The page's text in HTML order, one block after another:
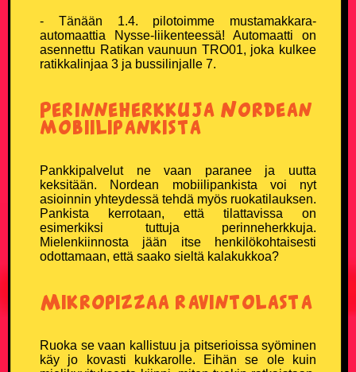
- Tänään 1.4. pilotoimme mustamakkara-
automaattia Nysse-liikenteessä! Automaatti on
asennettu Ratikan vaunuun TRO01, joka kulkee
ratikkalinjaa 3 ja bussilinjalle 7.
Perinneherkkuja Nordean
mobiilipankista
Pankkipalvelut ne vaan paranee ja uutta
keksitään. Nordean mobiilipankista voi nyt
asioinnin yhteydessä tehdä myös ruokatilauksen.
Pankista kerrotaan, että tilattavissa on
esimerkiksi tuttuja perinneherkkuja.
Mielenkiinnosta jään itse henkilökohtaisesti
odottamaan, että saako sieltä kalakukkoa?
Mikropizzaa ravintolasta
Ruoka se vaan kallistuu ja pitserioissa syöminen
käy jo kovasti kukkarolle. Eihän se ole kuin